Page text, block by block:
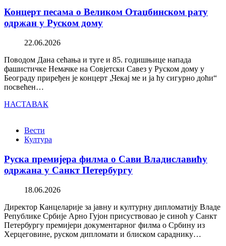
Концерт песама о Великом Отаџбинском рату
одржан у Руском дому
22.06.2026
Поводом Дана сећања и туге и 85. годишњице напада
фашистичке Немачке на Совјетски Савез у Руском дому у
Београду приређен је концерт „Чекај ме и ја ћу сигурно доћи“
посвећен…
НАСТАВАК
Вести
Култура
Руска премијера филма о Сави Владиславићу
одржана у Санкт Петербургу
18.06.2026
Директор Канцеларије за јавну и културну дипломатију Владе
Републике Србије Арно Гујон присуствовао је синоћ у Санкт
Петербургу премијери документарног филма о Србину из
Херцеговине, руском дипломати и блиском сараднику…